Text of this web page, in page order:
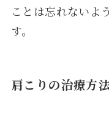
ことは忘れないよ
す。
肩こりの治療方